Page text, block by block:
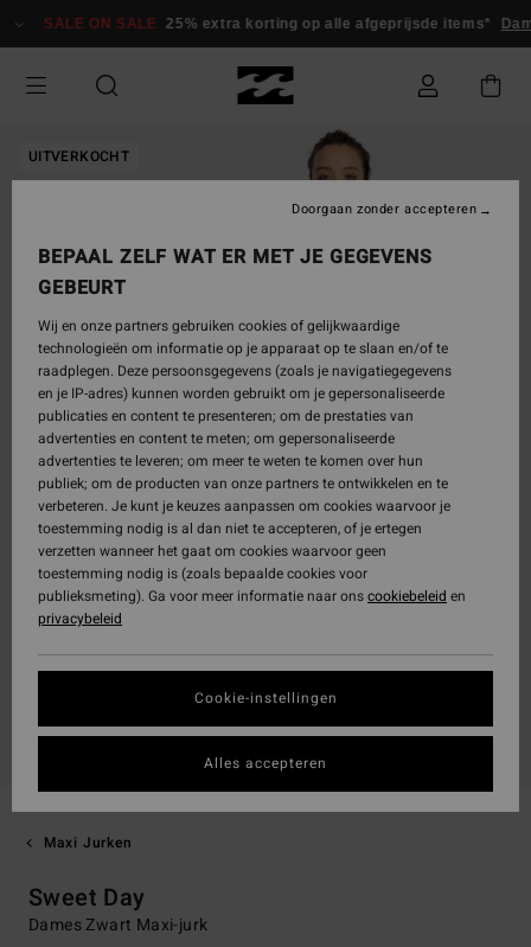
naar
SALE ON SALE 25% extra korting op alle afgeprijsde items*
UITVERKOCHT
Maxi Jurken
Sweet Day
Dames Zwart Maxi-jurk
BEPAAL ZELF WAT ER MET JE GEGEVENS
GEBEURT
Wij en onze partners gebruiken cookies of gelijkwaardige
technologieën om informatie op je apparaat op te slaan en/of te
raadplegen. Deze persoonsgegevens (zoals je navigatiegegevens
en je IP-adres) kunnen worden gebruikt om je gepersonaliseerde
publicaties en content te presenteren; om de prestaties van
advertenties en content te meten; om gepersonaliseerde
advertenties te leveren; om meer te weten te komen over hun
publiek; om de producten van onze partners te ontwikkelen en te
verbeteren. Je kunt je keuzes aanpassen om cookies waarvoor je
toestemming nodig is al dan niet te accepteren, of je ertegen
verzetten wanneer het gaat om cookies waarvoor geen
toestemming nodig is (zoals bepaalde cookies voor
publieksmeting). Ga voor meer informatie naar onscookiebeleid en
privacybeleid
Cookie-instellingen
Doorgaan zonder accepteren
Alles accepteren